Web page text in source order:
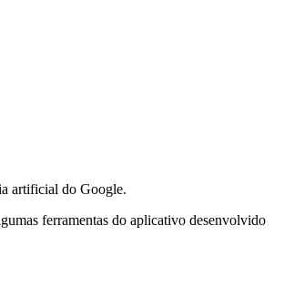
artificial do Google.
ferramentas do aplicativo desenvolvido